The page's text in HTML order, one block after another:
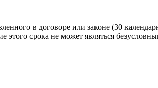
в договоре или законе (30
срока не может являться